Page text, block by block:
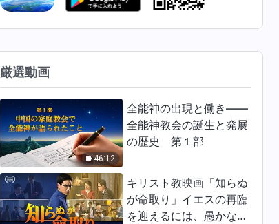
厳選動画
46:12
全能神の出現と働き——
全能神教会の誕生と発展
の歴史 第１部
キリスト教映画「知らぬ
が命取り」イエスの再臨
を迎えるには、愚かな乙